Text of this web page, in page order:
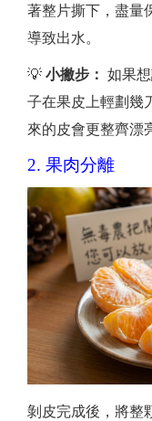
著整片撕下，盡量
導致出水。
💡 小撇步： 如果
子在果皮上輕劃幾
來的皮會更整齊漂
2. 果肉分離
剝皮完成後，將整